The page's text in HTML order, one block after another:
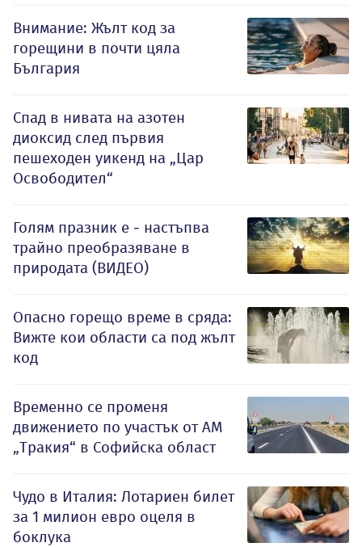
Внимание: Жълт код за
горещини в почти цяла
България
Спад в нивата на азотен
диоксид след първия
пешеходен уикенд на „Цар
Освободител“
Голям празник е - настъпва
трайно преобразяване в
природата (ВИДЕО)
Опасно горещо време в сряда:
Вижте кои области са под жълт
код
Временно се променя
движението по участък от АМ
„Тракия“ в Софийска област
Чудо в Италия: Лотариен билет
за 1 милион евро оцеля в
боклука